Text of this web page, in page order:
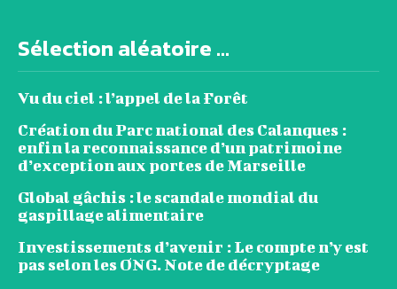
Sélection aléatoire ...
Vu du ciel : l’appel de la Forêt
Création du Parc national des Calanques :
enfin la reconnaissance d’un patrimoine
d’exception aux portes de Marseille
Global gâchis : le scandale mondial du
gaspillage alimentaire
Investissements d’avenir : Le compte n’y est
pas selon les ONG. Note de décryptage